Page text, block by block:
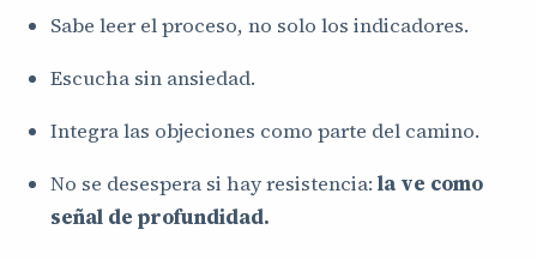
Sabe leer el proceso, no solo los indicadores.
Escucha sin ansiedad.
Integra las objeciones como parte del camino.
No se desespera si hay resistencia: la ve como
señal de profundidad.